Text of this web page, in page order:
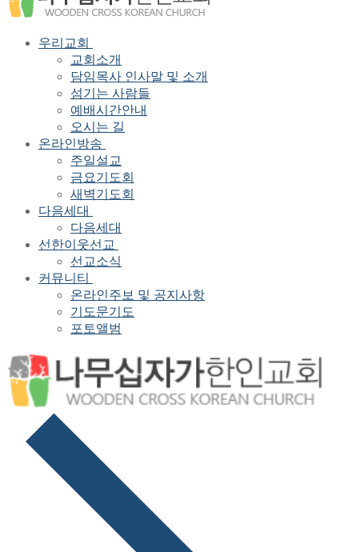
우리교회
교회소개
담임목사 인사말 및 소개
섬기는 사람들
예배시간안내
오시는 길
온라인방송
주일설교
금요기도회
새벽기도회
다음세대
다음세대
선한이웃선교
선교소식
커뮤니티
온라인주보 및 공지사항
기도문기도
포토앨범